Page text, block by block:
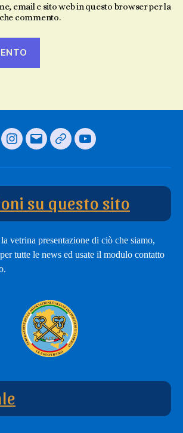
email e sito web in questo browser per la
commento.
Instagram
EmailIl
adesione
You
su questo sito
vetrina presentazione di ciò che siamo,
tutte le news ed usate il modulo contatto